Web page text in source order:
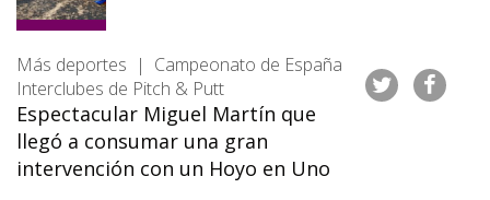
Más deportes | Campeonato de España
Interclubes de Pitch & Putt
Espectacular Miguel Martín que
llegó a consumar una gran
intervención con un Hoyo en Uno